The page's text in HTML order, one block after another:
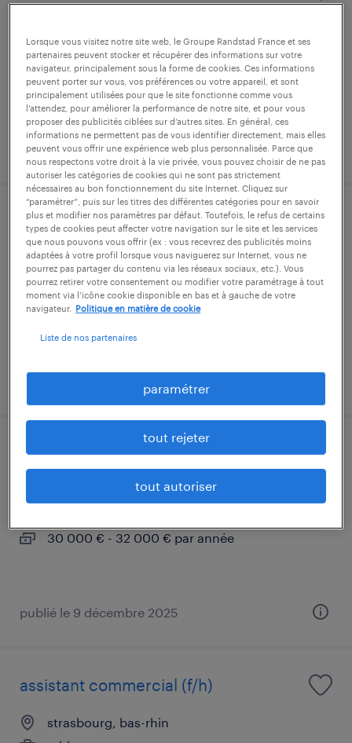
intérim
30 000 € - 35 000 € par année
publié le 11 mai 2026
assistant commercial f/h
villers-cotterêts, aisne
intérim
26 000 € par année
inspecteur cee grand est (f/h)
dijon, côte-d'or
30 000 € - 32 000 € par année
publié le 9 décembre 2025
assistant commercial (f/h)
strasbourg, bas-rhin
Lorsque vous visitez notre site web, le Groupe Randstad France et ses
partenaires peuvent stocker et récupérer des informations sur votre
navigateur, principalement sous la forme de cookies. Ces informations
peuvent porter sur vous, vos préférences ou votre appareil, et sont
principalement utilisées pour que le site fonctionne comme vous
l’attendez, pour améliorer la performance de notre site, et pour vous
proposer des publicités ciblées sur d’autres sites. En général, ces
informations ne permettent pas de vous identifier directement, mais elles
peuvent vous offrir une expérience web plus personnalisée. Parce que
nous respectons votre droit à la vie privée, vous pouvez choisir de ne pas
autoriser les catégories de cookies qui ne sont pas strictement
nécessaires au bon fonctionnement du site Internet. Cliquez sur
“paramétrer”, puis sur les titres des différentes catégories pour en savoir
plus et modifier nos paramètres par défaut. Toutefois, le refus de certains
types de cookies peut affecter votre navigation sur le site et les services
que nous pouvons vous offrir (ex : vous recevrez des publicités moins
adaptées à votre profil lorsque vous naviguerez sur Internet, vous ne
pourrez pas partager du contenu via les réseaux sociaux, etc.). Vous
pourrez retirer votre consentement ou modifier votre paramétrage à tout
moment via l’icône cookie disponible en bas et à gauche de votre
navigateur.
Politique en matière de cookie
Liste de nos partenaires
paramétrer
tout rejeter
tout autoriser